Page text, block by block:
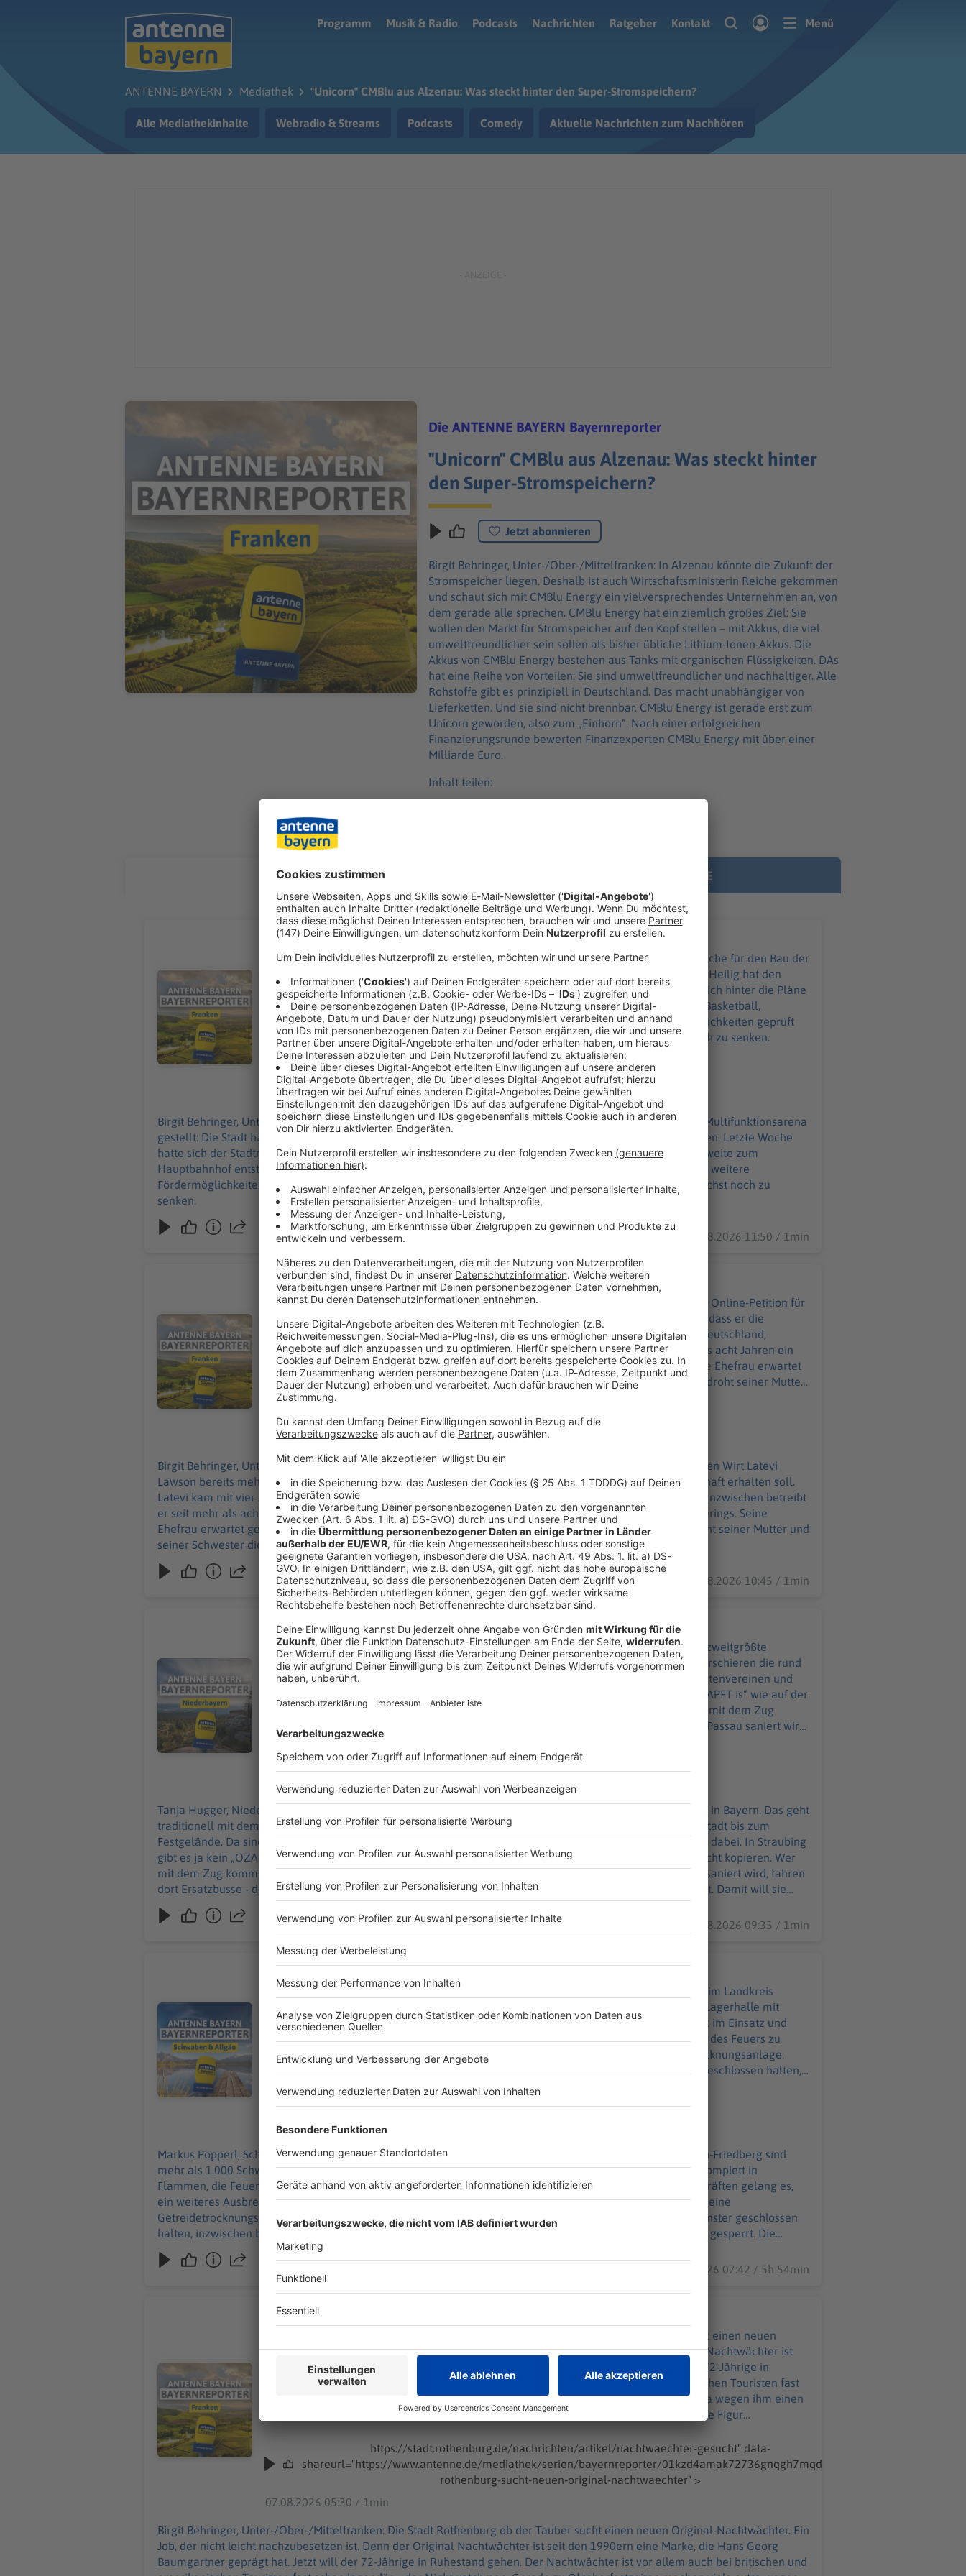
Programm
Musik & Radio Podcasts Nachrichten Ratgeber Kontakt Menü
ANTENNE BAYERN Mediathek "Unicorn" CMBlu aus Alzenau: Was steckt hinter den Super-Stromspeichern?
Alle Mediathekinhalte Webradio & Streams Podcasts Comedy Aktuelle Nachrichten zum Nachhören
Die ANTENNE BAYERN Bayernreporter
"Unicorn" CMBlu aus Alzenau: Was steckt hinter
den Super-Stromspeichern?
Jetzt abonnieren
Birgit Behringer, Unter-/Ober-/Mittelfranken: In Alzenau könnte die Zukunft der
Stromspeicher liegen. Deshalb ist auch Wirtschaftsministerin Reiche gekommen
und schaut sich mit CMBlu Energy ein vielversprechendes Unternehmen an, von
dem gerade alle sprechen. CMBlu Energy hat ein ziemlich großes Ziel: Sie
wollen den Markt für Stromspeicher auf den Kopf stellen – mit Akkus, die viel
umweltfreundlicher sein sollen als bisher übliche Lithium-Ionen-Akkus. Die
Akkus von CMBlu Energy bestehen aus Tanks mit organischen Flüssigkeiten. DAs
hat eine Reihe von Vorteilen: Sie sind umweltfreundlicher und nachhaltiger. Alle
Rohstoffe gibt es prinzipiell in Deutschland. Das macht unabhängiger von
Lieferketten. Und sie sind nicht brennbar. CMBlu Energy ist gerade erst zum
Unicorn geworden, also zum „Einhorn“. Nach einer erfolgreichen
Finanzierungsrunde bewerten Finanzexperten CMBlu Energy mit über einer
Milliarde Euro.
Inhalt teilen:
ALLE FOLGEN ANDERE INHALTE
Audiotitel - Kaufvertrag unterschrieben: Würzburg kauft Grundstück für Arena
Kaufvertrag unterschrieben: Würzburg kauft Grundstück für Arena
Birgit Behringer, Unter-/Ober-/Mittelfranken: In Würzburg ist eine weitere wichtige Weiche für den Bau der
Multifunktionsarena gestellt: Die Stadt hat ein Grundstück gekauft. Oberbürgermeister Heilig hat den
Notarvertrag unterschrieben. Letzte Woche hatte sich der Stadtrat noch mal ausdrücklich hinter die Pläne
gestellt. Es soll eine vielseitige Arena in Laufweite zum Hauptbahnhof entstehen - für Basketball,
Konzerte, Shows, oder auch Kongresse. Bis zum Herbst sollen jetzt weitere Fördermöglichkeiten geprüft
werden, um den städtischen Zuschuss für das 85-Millionen-Euro-Projekt möglichst noch zu senken.
07.08.2026 11:50 / 1min
Birgit Behringer, Unter-/Ober-/Mittelfranken: In Würzburg ist eine weitere wichtige Weiche für den Bau der Multifunktionsarena
gestellt: Die Stadt hat ein Grundstück gekauft. Oberbürgermeister Heilig hat den Notarvertrag unterschrieben. Letzte Woche
hatte sich der Stadtrat noch mal ausdrücklich hinter die Pläne gestellt. Es soll eine vielseitige Arena in Laufweite zum
Hauptbahnhof entstehen - für Basketball, Konzerte, Shows, oder auch Kongresse. Bis zum Herbst sollen jetzt weitere
Fördermöglichkeiten geprüft werden, um den städtischen Zuschuss für das 85-Millionen-Euro-Projekt möglichst noch zu
senken.
07.08.2026 11:50 / 1min
Audiotitel - Abschiebung droht: Schweinfurter machen sich stark für Latevi
Abschiebung droht: Schweinfurter machen sich stark für Latevi
Birgit Behringer, Unter-/Ober-/Mittelfranken: In Schweinfurt haben die Initiatoren einer Online-Petition für
den Wirt Latevi Lawson bereits mehr als 5.000 Unterschriften gesammelt - sie fordern, dass er die
deutsche Staatsbürgerschaft erhalten soll. Latevi kam mit vier Jahren aus Togo nach Deutschland,
zusammen mit seiner Mutter und seiner Schwester. Inzwischen betreibt er seit mehr als acht Jahren ein
eigenes Restaurant in Schweinfurt, bietet Kochkurse an und organisiert Caterings. Seine Ehefrau erwartet
gerade ihr drittes Kind - die Familie sehnt sich jetzt besonders nach Sicherheit. Aktuell droht seiner Mutter
und seiner Schwester die Abschiebung. Und auch er bangt, weil seine Aufenthaltserlaubnis bald ausläuft.
07.08.2026 10:45 / 1min
Birgit Behringer, Unter-/Ober-/Mittelfranken: In Schweinfurt haben die Initiatoren einer Online-Petition für den Wirt Latevi
Lawson bereits mehr als 5.000 Unterschriften gesammelt - sie fordern, dass er die deutsche Staatsbürgerschaft erhalten soll.
Latevi kam mit vier Jahren aus Togo nach Deutschland, zusammen mit seiner Mutter und seiner Schwester. Inzwischen betreibt
er seit mehr als acht Jahren ein eigenes Restaurant in Schweinfurt, bietet Kochkurse an und organisiert Caterings. Seine
Ehefrau erwartet gerade ihr drittes Kind - die Familie sehnt sich jetzt besonders nach Sicherheit. Aktuell droht seiner Mutter und
seiner Schwester die Abschiebung. Und auch er bangt, weil seine Aufenthaltserlaubnis bald ausläuft.
07.08.2026 10:45 / 1min
Audiotitel - Endlich: Das Gäubodenvolksfest geht los
Endlich: Das Gäubodenvolksfest geht los
Tanja Hugger, Niederbayern: In Straubing beginnt heute das Gäubodenvolksfest – das zweitgrößte
Volksfest in Bayern. Das geht traditionell mit dem großen Festzug los. Ab 17 Uhr 30 marschieren die rund
3500 Teilnehmer durch die Altstadt bis zum Festgelände. Da sind Musikkapellen, Trachtenvereinen und
natürlich die Festwirten mit ihren Bauereiwagen dabei. In Straubing gibt es ja kein „OZAPFT is“ wie auf der
Wiesn. Das ist eine Münchener Tradition. Die will man hier einfach nicht kopieren. Wer mit dem Zug
fahren dort Ersatzbusse - die brauchen länger. Und für die Sicherheit hat die Polizei wieder viele Kameras
installiert. Damit will sie erkennen erkennt, wenn irgendwo Ärger entsteht. Ab 16 Uhr können die Besucher
aufs Festgelände. Das Gäubodenvolksfest geht bis zum 17.8.
Tanja Hugger, Niederbayern: In Straubing beginnt heute das Gäubodenvolksfest – das zweitgrößte Volksfest in Bayern. Das geht
traditionell mit dem großen Festzug los. Ab 17 Uhr 30 marschieren die rund 3500 Teilnehmer durch die Altstadt bis zum
Festgelände. Da sind Musikkapellen, Trachtenvereinen und natürlich die Festwirten mit ihren Bauereiwagen dabei. In Straubing
gibt es ja kein „OZAPFT is“ wie auf der Wiesn. Das ist eine Münchener Tradition. Die will man hier einfach nicht kopieren. Wer
mit dem Zug kommt, sollte mehr Zeit einplanen: Weil die Bahnstrecke zwischen Obertraubling und Passau saniert wird, fahren
dort Ersatzbusse - die brauchen länger. Und für die Sicherheit hat die Polizei wieder viele Kameras installiert. Damit will sie
erkennen erkennt, wenn irgendwo Ärger entsteht. Ab 16 Uhr können die Besucher aufs Festgelände. Das Gäubodenvolksfest
geht bis zum 17.8.
07.08.2026 09:35 / 1min
Audiotitel - Über 1.000 tote Schweine bei Stallbrand im Kreis Aichach-Friedberg
Markus Pöpperl, Schwaben/Allgäu: Bei einem Großbrand auf einem Bauernhof in Ried im Landkreis
Aichach-Friedberg sind mehr als 1.000 Schweine im Stall verendet. Der Stall und eine Lagerhalle mit
Getreide standen am Abend komplett in Flammen, die Feuerwehr war die ganze Nacht im Einsatz und
löscht auch heute Morgen noch. Den Einsatzkräften gelang es, ein weiteres Ausbreiten des Feuers zu
verhindern – in der Nähe standen unter anderem ein Heizöltank und eine Getreidetrocknungsanlage.
Wegen der starken Rauchentwicklung sollten Anwohner zunächst Türen und Fenster geschlossen halten,
inzwischen besteht laut Polizei aber keine Gefahr mehr, die angrenzende Staatsstraße bleibt vorerst
gesperrt. Die Brandursache ist noch unklar, Hinweise auf Brandstiftung gibt es bisher nicht, rund 350
07.08.2026 07:42 / 5h 54min
Markus Pöpperl, Schwaben/Allgäu: Bei einem Großbrand auf einem Bauernhof in Ried im Landkreis Aichach-Friedberg sind
mehr als 1.000 Schweine im Stall verendet. Der Stall und eine Lagerhalle mit Getreide standen am Abend komplett in
Flammen, die Feuerwehr war die ganze Nacht im Einsatz und löscht auch heute Morgen noch. Den Einsatzkräften gelang es,
ein weiteres Ausbreiten des Feuers zu verhindern – in der Nähe standen unter anderem ein Heizöltank und eine
Getreidetrocknungsanlage. Wegen der starken Rauchentwicklung sollten Anwohner zunächst Türen und Fenster geschlossen
halten, inzwischen besteht laut Polizei aber keine Gefahr mehr, die angrenzende Staatsstraße bleibt vorerst gesperrt. Die
Brandursache ist noch unklar, Hinweise auf Brandstiftung gibt es bisher nicht, rund 350 Einsatzkräfte und zahlreiche Landwirte
mit Wassertanks waren vor Ort.
07.08.2026 07:42 / 5h 54min
Audiotitel - Rothenburg sucht neuen Original-Nachtwächter
Rothenburg sucht neuen Original-Nachtwächter
Original-Nachtwächter. Ein Job, der nicht leicht nachzubesetzen ist. Denn der Original Nachtwächter ist
seit den 1990ern eine Marke, die Hans Georg Baumgartner geprägt hat. Jetzt will der 72-Jährige in
Ruhestand gehen. Der Nachtwächter ist vor allem auch bei britischen und amerikanischen Touristen fast
schon legendär – der Nightwatchman. Gerade zu Oktoberfestzeiten machen viele extra wegen ihm einen
Abstecher nach Rothenburg. Die Stadt sucht nun jemanden mit Schauspieltalent, der die Figur
und 21.30 Uhr anbieten können und sie solten über sehr gut Englischkenntnisse verfügen. Er isr ein
offizieller Repräsentant Rothenburgs, allerdings nicht angestellt. Die Bewergbungsfrist geht bis Ende
https://stadt.rothenburg.de/nachrichten/artikel/nachtwaechter-gesucht
https://stadt.rothenburg.de/nachrichten/artikel/nachtwaechter-gesucht" data-
shareurl="https://www.antenne.de/mediathek/serien/bayernreporter/01kzd4amak72736gnqgh7mqd90-
rothenburg-sucht-neuen-original-nachtwaechter" >
07.08.2026 05:30 / 1min
Birgit Behringer, Unter-/Ober-/Mittelfranken: Die Stadt Rothenburg ob der Tauber sucht einen neuen Original-Nachtwächter. Ein
Job, der nicht leicht nachzubesetzen ist. Denn der Original Nachtwächter ist seit den 1990ern eine Marke, die Hans Georg
Baumgartner geprägt hat. Jetzt will der 72-Jährige in Ruhestand gehen. Der Nachtwächter ist vor allem auch bei britischen und